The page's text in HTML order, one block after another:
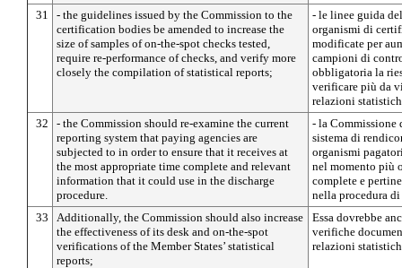
31
- the guidelines issued by the Commission to the
certification bodies be amended to increase the
size of samples of on-the-spot checks tested,
require re-performance of checks, and verify more
closely the compilation of statistical reports;
- le linee guida
organismi di
modificate per
campioni di
obbligatoria la
verificare più da
relazioni
32
- the Commission should re-examine the current
reporting system that paying agencies are
subjected to in order to ensure that it receives at
the most appropriate time complete and relevant
information that it could use in the discharge
procedure.
- la Commissione
sistema di
organismi
nel momento più
complete e
nella procedura
33
Additionally, the Commission should also increase
the effectiveness of its desk and on-the-spot
verifications of the Member States’ statistical
reports;
Essa dovrebbe
verifiche
relazioni